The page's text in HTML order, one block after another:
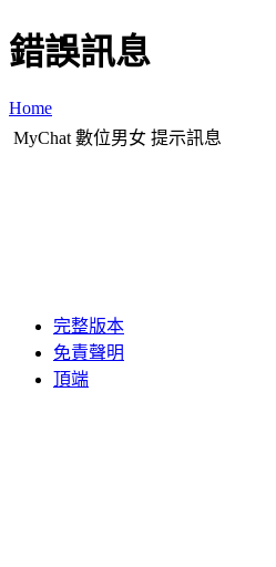
錯誤訊息
Home
MyChat 數位男女 提示訊息
完整版本
免責聲明
頂端